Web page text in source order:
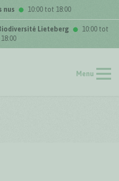
nus 10:00 tot 18:00
Lieteberg
10:00 tot
18:00
Menu